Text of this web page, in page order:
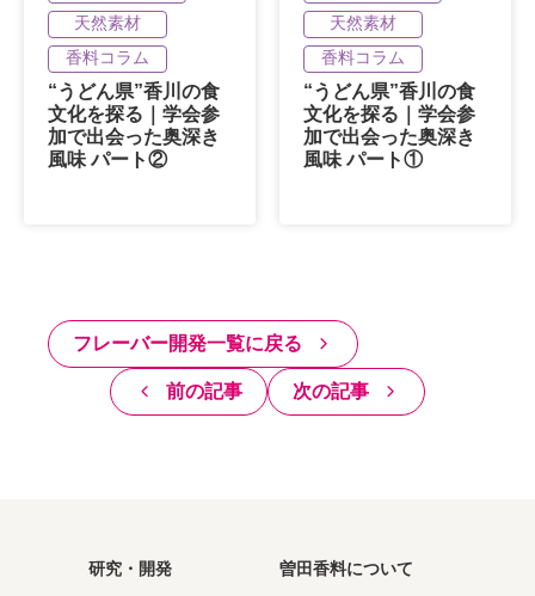
天然素材
香料コラム
“うどん県”香川の食
文化を探る｜学会参
加で出会った奥深き
風味 パート②
天然素材
香料コラム
“うどん県”香川の食
文化を探る｜学会参
加で出会った奥深き
風味 パート①
フレーバー開発一覧に戻る
前の記事 次の記事
研究・開発 曽田香料について